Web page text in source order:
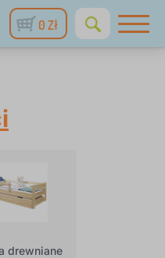
0 Zł
drewniane